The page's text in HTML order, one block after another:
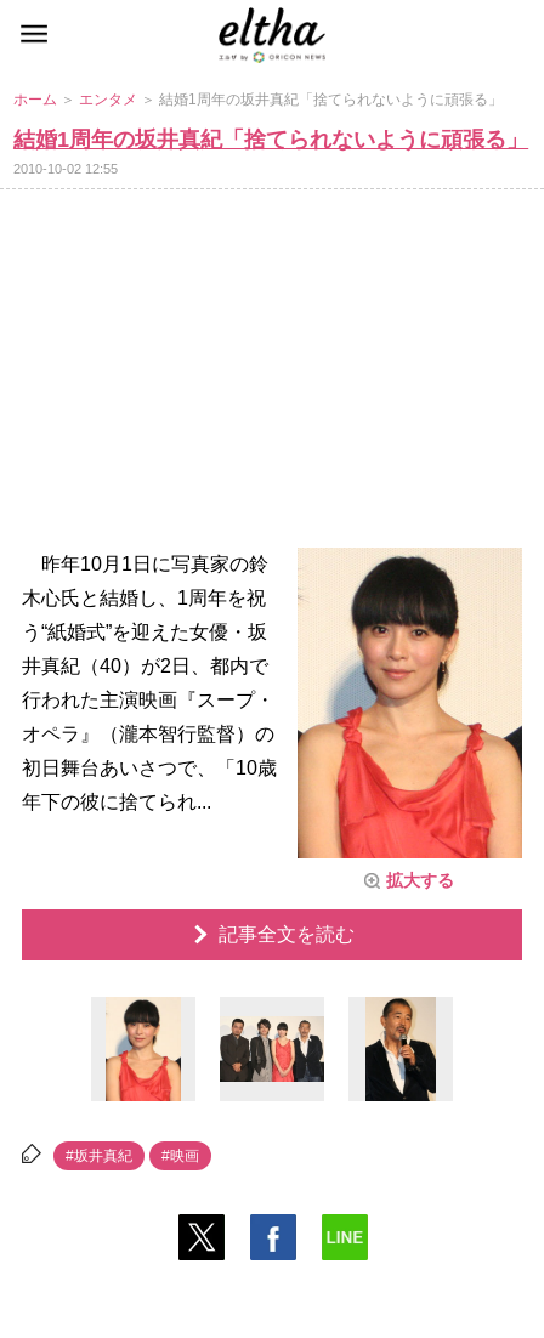
ホーム ＞ エンタメ ＞ 結婚1周年の坂井真紀「捨てられないように頑張る」
結婚1周年の坂井真紀「捨てられないように頑張る」
2010-10-02 12:55
拡大する
昨年10月1日に写真家の鈴
木心氏と結婚し、1周年を祝
う“紙婚式”を迎えた女優・坂
井真紀（40）が2日、都内で
行われた主演映画『スープ・
オペラ』（瀧本智行監督）の
初日舞台あいさつで、「10歳
年下の彼に捨てられ...
記事全文を読む
#坂井真紀 #映画